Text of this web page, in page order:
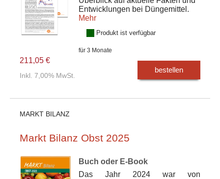
Entwicklungen bei Düngemittel.
Mehr
Produkt ist verfügbar
für 3 Monate
211,05 €
Inkl. 7,00% MwSt.
bestellen
MARKT BILANZ
Markt Bilanz Obst 2025
Buch oder E-Book
Das Jahr 2024 war von